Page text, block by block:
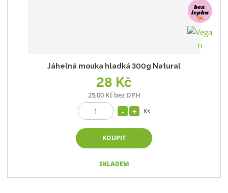
Jáhelná mouka hladká 300g Natural
28 Kč
25,00 Kč bez DPH
Ks
KOUPIT
SKLADEM